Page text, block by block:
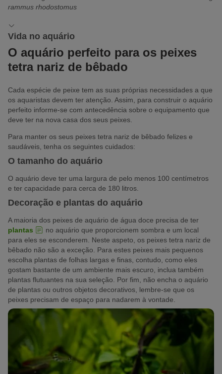
rammus rhodostomus
Vida no aquário
O aquário perfeito para os peixes
tetra nariz de bêbado
Cada espécie de peixe tem as suas próprias necessidades a que
os aquaristas devem ter atenção. Assim, para construir o aquário
perfeito informe-se com antecedência sobre o equipamento que
deve ter na nova casa dos seus peixes.
Para manter os seus peixes tetra nariz de bêbado felizes e
saudáveis, tenha os seguintes cuidados:
O tamanho do aquário
O aquário deve ter uma largura de pelo menos 100 centímetros
e ter capacidade para cerca de 180 litros.
Decoração e plantas do aquário
A maioria dos peixes de aquário de água doce precisa de ter
plantas
no aquário que proporcionem sombra e um local
para eles se esconderem. Neste aspeto, os peixes tetra nariz de
bêbado não são a exceção. Para estes peixes mais pequenos
escolha plantas de folhas largas e finas, contudo, como eles
gostam bastante de um ambiente mais escuro, inclua também
plantas flutuantes na sua seleção. Por fim, não encha o aquário
de plantas ou outros objetos decorativos, lembre-se que os
peixes precisam de espaço para nadarem à vontade.